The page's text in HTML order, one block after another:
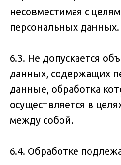
несовместимая с
персональных данных.
6.3. Не допускается
данных, содержащих
данные, обработка
осуществляется в
между собой.
6.4. Обработке